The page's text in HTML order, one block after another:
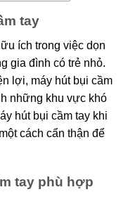
tay
ích trong việc dọn
gia đình có trẻ nhỏ.
lợi, máy hút bụi cầm
những khu vực khó
hút bụi cầm tay khi
cách cẩn thận để
tay phù hợp